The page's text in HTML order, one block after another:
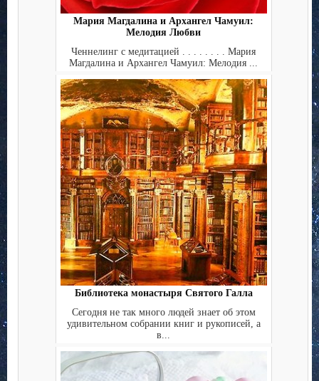
Мария Магдалина и Архангел Чамуил:
Мелодия Любви
Ченнелинг с медитацией . . . . . . . . Мария
Магдалина и Архангел Чамуил: Мелодия ...
Библиотека монастыря Святого Галла
Сегодня не так много людей знает об этом
удивительном собрании книг и рукописей, а
в...